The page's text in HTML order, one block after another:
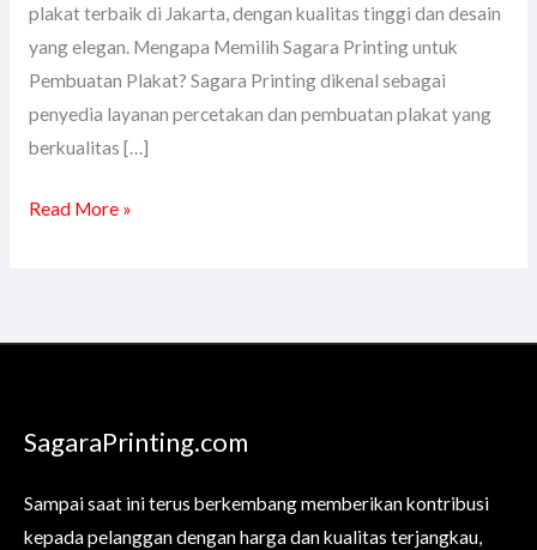
plakat terbaik di Jakarta, dengan kualitas tinggi dan desain
yang elegan. Mengapa Memilih Sagara Printing untuk
Pembuatan Plakat? Sagara Printing dikenal sebagai
penyedia layanan percetakan dan pembuatan plakat yang
berkualitas […]
Read More »
SagaraPrinting.com
Sampai saat ini terus berkembang memberikan kontribusi
kepada pelanggan dengan harga dan kualitas terjangkau,